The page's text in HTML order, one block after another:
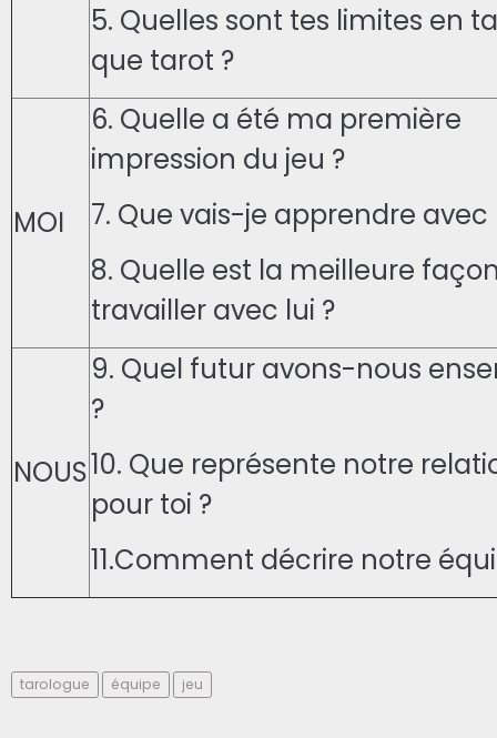
5. Quelles sont tes limites en
que tarot ?
MOI
6. Quelle a été ma première
impression du jeu ?
7. Que vais-je apprendre avec
8. Quelle est la meilleure
travailler avec lui ?
NOUS
9. Quel futur avons-nous
?
10. Que représente notre
pour toi ?
11.Comment décrire notre
tarologue équipe jeu